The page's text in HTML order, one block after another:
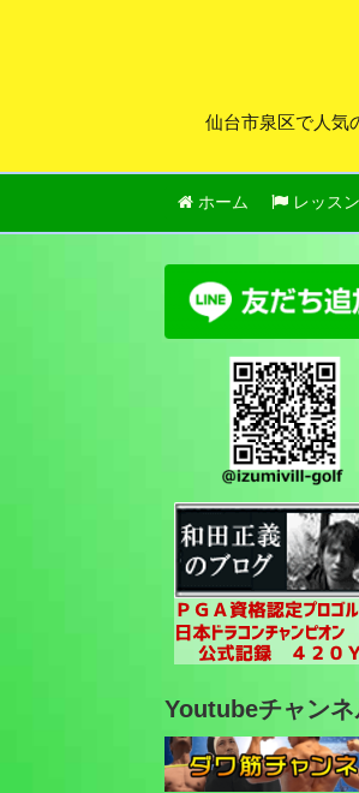
仙台市泉区で人気
ホーム レッスン
Youtubeチャンネ